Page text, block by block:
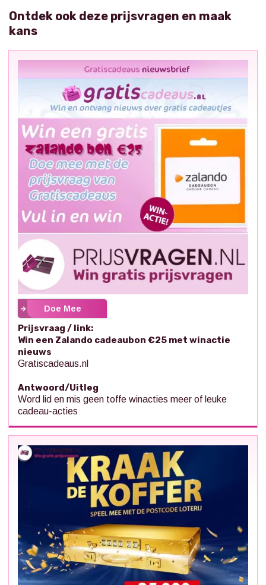
Ontdek ook deze prijsvragen en maak
kans
Doe Mee
Prijsvraag / link:
Win een Zalando cadeaubon €25 met winactie
nieuws
Gratiscadeaus.nl
Antwoord/Uitleg
Word lid en mis geen toffe winacties meer of leuke
cadeau-acties